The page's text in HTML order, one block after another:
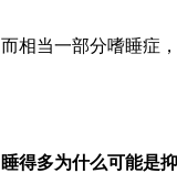
而相当一部分嗜睡症
睡得多为什么可能是